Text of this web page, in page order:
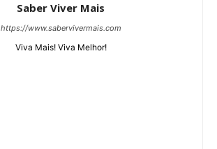
Saber Viver Mais
https://www.sabervivermais.com
Viva Mais! Viva Melhor!